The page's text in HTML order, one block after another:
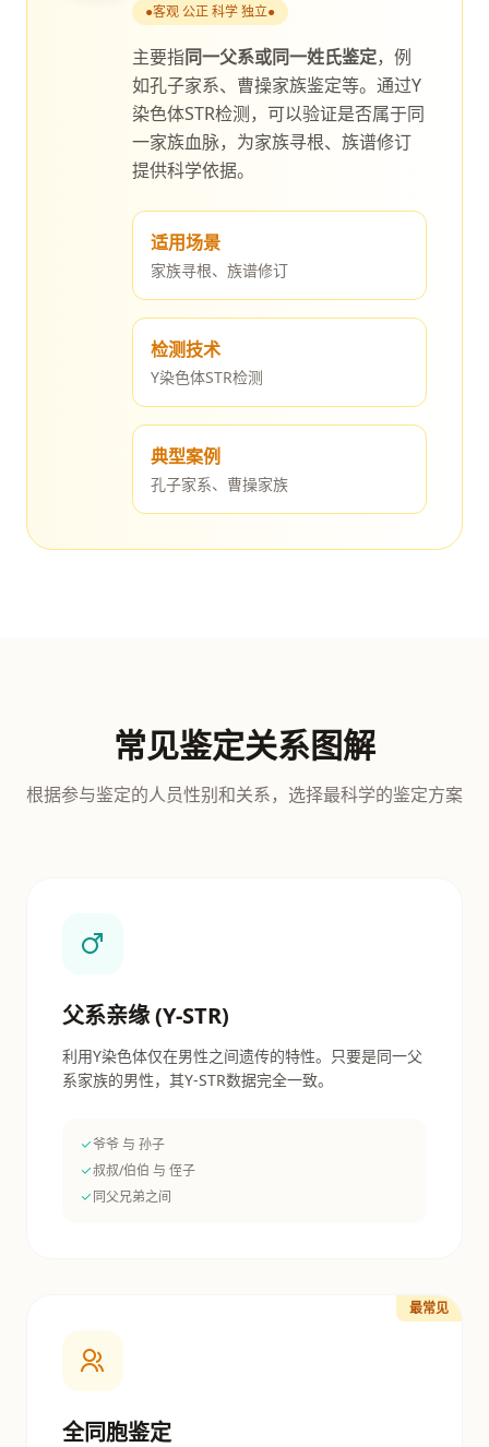
●客观 公正 科学 独立●
主要指同一父系或同一姓氏鉴定，例
如孔子家系、曹操家族鉴定等。通过Y
染色体STR检测，可以验证是否属于同
一家族血脉，为家族寻根、族谱修订
提供科学依据。
适用场景
家族寻根、族谱修订
检测技术
Y染色体STR检测
典型案例
孔子家系、曹操家族
常见鉴定关系图解
根据参与鉴定的人员性别和关系，选择最科学的鉴定方案
父系亲缘 (Y-STR)
利用Y染色体仅在男性之间遗传的特性。只要是同一父
系家族的男性，其Y-STR数据完全一致。
爷爷 与 孙子
叔叔/伯伯 与 侄子
同父兄弟之间
最常见
全同胞鉴定